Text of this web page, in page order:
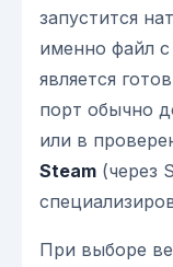
запустится
именно файл
является
порт обычно
или в
Steam (через
При выборе